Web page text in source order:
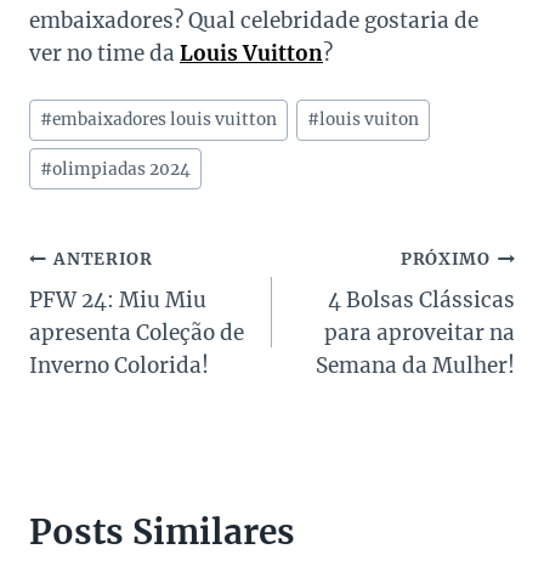
embaixadores? Qual celebridade gostaria de
ver no time da Louis Vuitton?
Tags
do
Post:
#embaixadores louis vuitton #louis vuiton
#olimpiadas 2024
Navegação
de
Post
ANTERIOR
PFW 24: Miu Miu
apresenta Coleção de
Inverno Colorida!
PRÓXIMO
4 Bolsas Clássicas
para aproveitar na
Semana da Mulher!
Posts Similares